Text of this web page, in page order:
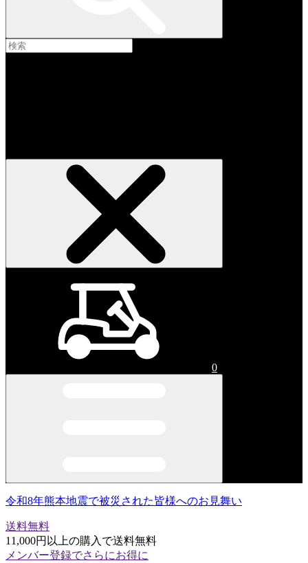
0
令和8年熊本地震で被災された皆様へのお見舞い
送料無料
11,000円以上の購入で送料無料
メンバー登録でさらにお得に